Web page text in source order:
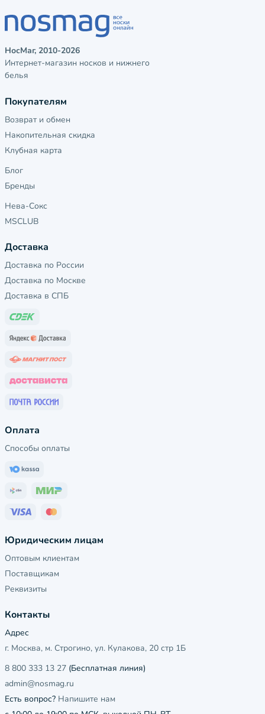
НосМаг, 2010-2026
Интернет-магазин носков и нижнего
белья
Покупателям
Возврат и обмен
Накопительная скидка
Клубная карта
Блог
Бренды
Нева-Сокс
MSCLUB
Доставка
Доставка по России
Доставка по Москве
Доставка в СПБ
Оплата
Способы оплаты
Юридическим лицам
Оптовым клиентам
Поставщикам
Реквизиты
Контакты
Адрес
г. Москва, м. Строгино, ул. Кулакова, 20 стр 1Б
8 800 333 13 27 (Бесплатная линия)
admin@nosmag.ru
Есть вопрос? Напишите нам